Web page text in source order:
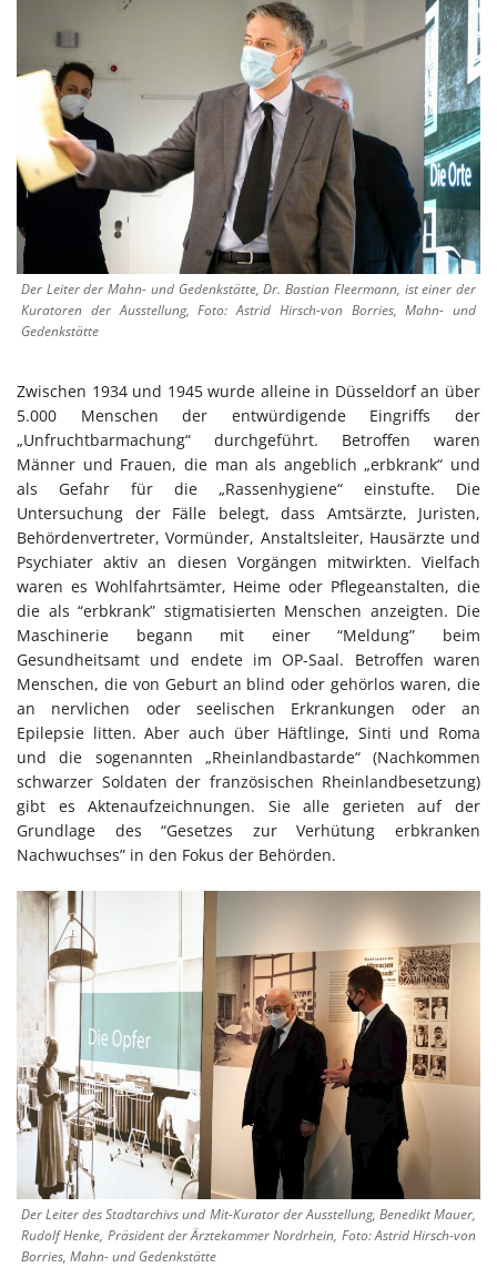
Der Leiter der Mahn- und Gedenkstätte, Dr. Bastian Fleermann, ist einer der
Kuratoren der Ausstellung, Foto: Astrid Hirsch-von Borries, Mahn- und
Gedenkstätte
Zwischen 1934 und 1945 wurde alleine in Düsseldorf an über
5.000 Menschen der entwürdigende Eingriffs der
„Unfruchtbarmachung“ durchgeführt. Betroffen waren
Männer und Frauen, die man als angeblich „erbkrank“ und
als Gefahr für die „Rassenhygiene“ einstufte. Die
Untersuchung der Fälle belegt, dass Amtsärzte, Juristen,
Behördenvertreter, Vormünder, Anstaltsleiter, Hausärzte und
Psychiater aktiv an diesen Vorgängen mitwirkten. Vielfach
waren es Wohlfahrtsämter, Heime oder Pflegeanstalten, die
die als “erbkrank” stigmatisierten Menschen anzeigten. Die
Maschinerie begann mit einer “Meldung” beim
Gesundheitsamt und endete im OP-Saal. Betroffen waren
Menschen, die von Geburt an blind oder gehörlos waren, die
an nervlichen oder seelischen Erkrankungen oder an
Epilepsie litten. Aber auch über Häftlinge, Sinti und Roma
und die sogenannten „Rheinlandbastarde“ (Nachkommen
schwarzer Soldaten der französischen Rheinlandbesetzung)
gibt es Aktenaufzeichnungen. Sie alle gerieten auf der
Grundlage des “Gesetzes zur Verhütung erbkranken
Nachwuchses” in den Fokus der Behörden.
Der Leiter des Stadtarchivs und Mit-Kurator der Ausstellung, Benedikt Mauer,
Rudolf Henke, Präsident der Ärztekammer Nordrhein, Foto: Astrid Hirsch-von
Borries, Mahn- und Gedenkstätte